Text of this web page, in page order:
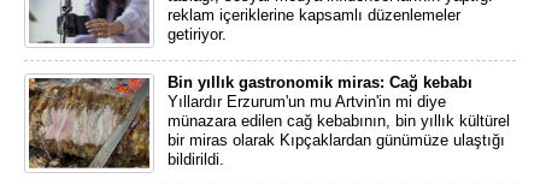
reklam içeriklerine kapsamlı düzenlemeler
getiriyor.
Bin yıllık gastronomik miras: Cağ kebabı
Yıllardır Erzurum'un mu Artvin'in mi diye
münazara edilen cağ kebabının, bin yıllık kültürel
bir miras olarak Kıpçaklardan günümüze ulaştığı
bildirildi.